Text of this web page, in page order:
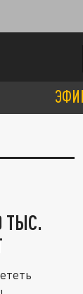
ТЫС.